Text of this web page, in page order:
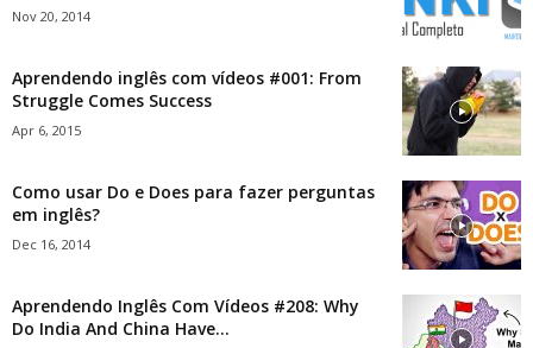
Nov 20, 2014
Aprendendo inglês com vídeos #001: From
Struggle Comes Success
Apr 6, 2015
Como usar Do e Does para fazer perguntas
em inglês?
Dec 16, 2014
Aprendendo Inglês Com Vídeos #208: Why
Do India And China Have...